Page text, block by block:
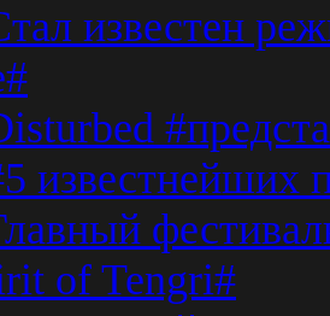
известен
известнейших
of Tengri#